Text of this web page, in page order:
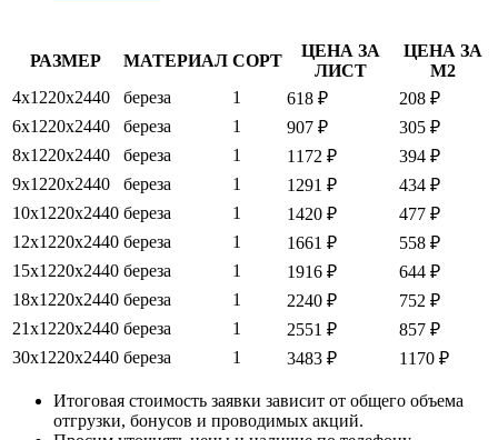
РАЗМЕР МАТЕРИАЛ СОРТ
ЦЕНА ЗА
ЛИСТ
ЦЕНА ЗА
М2
4х1220х2440
береза 1 618 ₽
208 ₽
6х1220х2440
береза 1 907 ₽
305 ₽
8х1220х2440
береза 1 1172 ₽
394 ₽
9х1220х2440
береза 1 1291 ₽
434 ₽
10х1220х2440 береза 1 1420 ₽
477 ₽
12х1220х2440 береза 1 1661 ₽
558 ₽
15х1220х2440 береза 1 1916 ₽
644 ₽
18х1220х2440 береза 1 2240 ₽
752 ₽
21х1220х2440 береза 1 2551 ₽
857 ₽
30х1220х2440 береза 1 3483 ₽ 1170 ₽
Итоговая стоимость заявки зависит от общего объема
отгрузки, бонусов и проводимых акций.